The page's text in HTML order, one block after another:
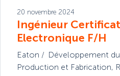
20 novembre 2024
Ingénieur
Electronique F/H
Eaton Développement
Production et Fabrication,